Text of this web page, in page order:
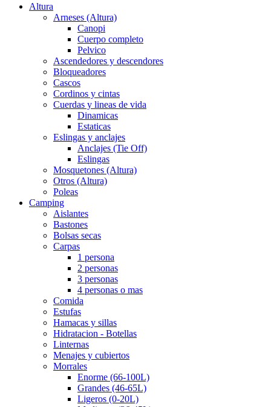
Altura
Arneses (Altura)
Canopi
Cuerpo completo
Pelvico
Ascendedores y descendores
Bloqueadores
Cascos
Cordinos y cintas
Cuerdas y lineas de vida
Dinamicas
Estaticas
Eslingas y anclajes
Anclajes (Tie Off)
Eslingas
Mosquetones (Altura)
Otros (Altura)
Poleas
Camping
Aislantes
Bastones
Bolsas secas
Carpas
1 persona
2 personas
3 personas
4 personas o mas
Comida
Estufas
Hamacas y sillas
Hidratacion - Botellas
Linternas
Menajes y cubiertos
Morrales
Enorme (66-100L)
Grandes (46-65L)
Ligeros (0-20L)